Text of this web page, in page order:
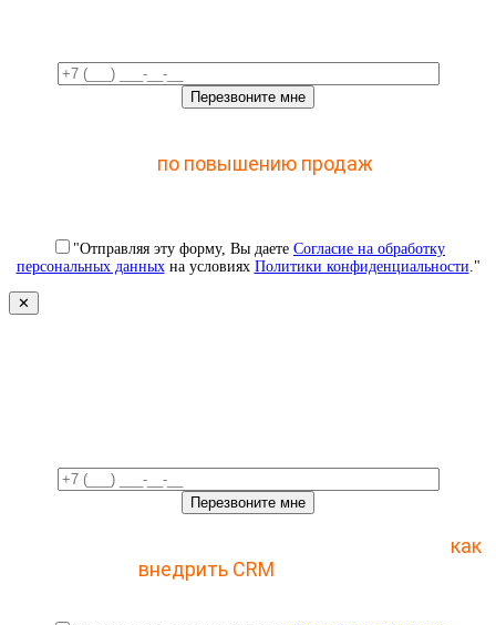
по повышению продаж
"Отправляя эту форму, Вы даете Согласие на обработку
персональных данныхна условиях Политики конфиденциальности."
✕
как
внедрить CRM